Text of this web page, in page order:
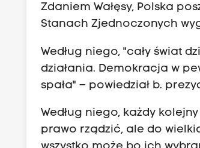
Zdaniem Wałęsy, Polska
Stanach Zjednoczonych
Według niego, "cały świat
działania. Demokracja w
spała" – powiedział b.
Według niego, każdy
prawo rządzić, ale do